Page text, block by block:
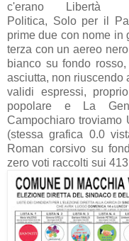
c'erano Libertà
Politica, Solo per il
prime due con nome in
terza con un aereo
bianco su fondo
asciutta, non riuscendo
validi espressi,
popolare e La
Campochiaro troviamo
(stessa grafica 0.0
Roman corsivo su
zero voti raccolti sui